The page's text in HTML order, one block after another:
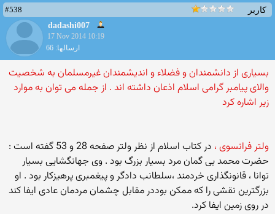
کاربر
#538
dadashi007
17 Nov 2014 10:19
ارسالها: 66
بسیاری از دانشمندان و فضلاء و اندیشمندان غیرمسلمان به شخصیت
والای پیامبر گرامی اسلام اذعان داشته اند . از جمله می توان به موارد
زیر اشاره کرد
ولتر فرانسوی ،
در کتاب اسلام از نظر ولتر صفحه 28 و 53 گفته است :
حضرت محمد بی گمان مرد بسیار بزرگ بود . وی جهانگشایی بسیار
توانا ، قانونگذاری خردمند ،سلطانب دادگر و پیغمبری پرهیزکار بود . او
بزرگترین نقشی را که ممکن بوددر مقابل چشمان مردمان عادی ایفا کند
در روی زمین ایفا کرد.